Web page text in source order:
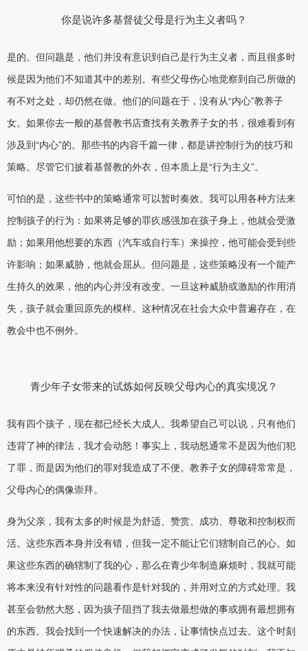
你是说许多基督徒父母是行为主义者吗？
是的。但问题是，他们并没有意识到自己是行为主义者，而且很多时
候是因为他们不知道其中的差别。有些父母伤心地觉察到自己所做的
有不对之处，却仍然在做。他们的问题在于，没有从“内心”教养子
女。如果你去一般的基督教书店查找有关教养子女的书，很难看到有
涉及到“内心”的。那些书的内容千篇一律，都是讲控制行为的技巧和
策略。尽管它们披着基督教的外衣，但本质上是“行为主义”。
可怕的是，这些书中的策略通常可以暂时奏效。我可以用各种方法来
控制孩子的行为：如果将足够的罪疚感强加在孩子身上，他就会受激
励；如果用他想要的东西（汽车或自行车）来操控，他可能会受到些
许影响；如果威胁，他就会屈从。但问题是，这些策略没有一个能产
生持久的效果，他的内心并没有改变。一旦这种威胁或激励的作用消
失，孩子就会重回原先的模样。这种情况在社会大众中普遍存在，在
教会中也不例外。
青少年子女带来的试炼如何反映父母内心的真实境况？
我有四个孩子，现在都已经长大成人。我希望自己可以说，只有他们
违背了神的律法，我才会动怒！事实上，我动怒通常不是因为他们犯
了罪，而是因为他们的罪对我造成了不便。教养子女的障碍常常是，
父母内心的偶像崇拜。
身为父亲，我有太多的时候是为舒适、赞赏、成功、尊敬和控制权而
活。这些东西本身并没有错，但我一定不能让它们辖制自己的心。如
果这些东西的确辖制了我的心，那么在青少年制造麻烦时，我就可能
将本来没有针对性的问题看作是针对我的，并用对立的方式处理。我
甚至会勃然大怒，因为孩子阻挡了我去做最想做的事或拥有最想拥有
的东西。我会找到一个快速解决的办法，让事情快点过去。这个时刻